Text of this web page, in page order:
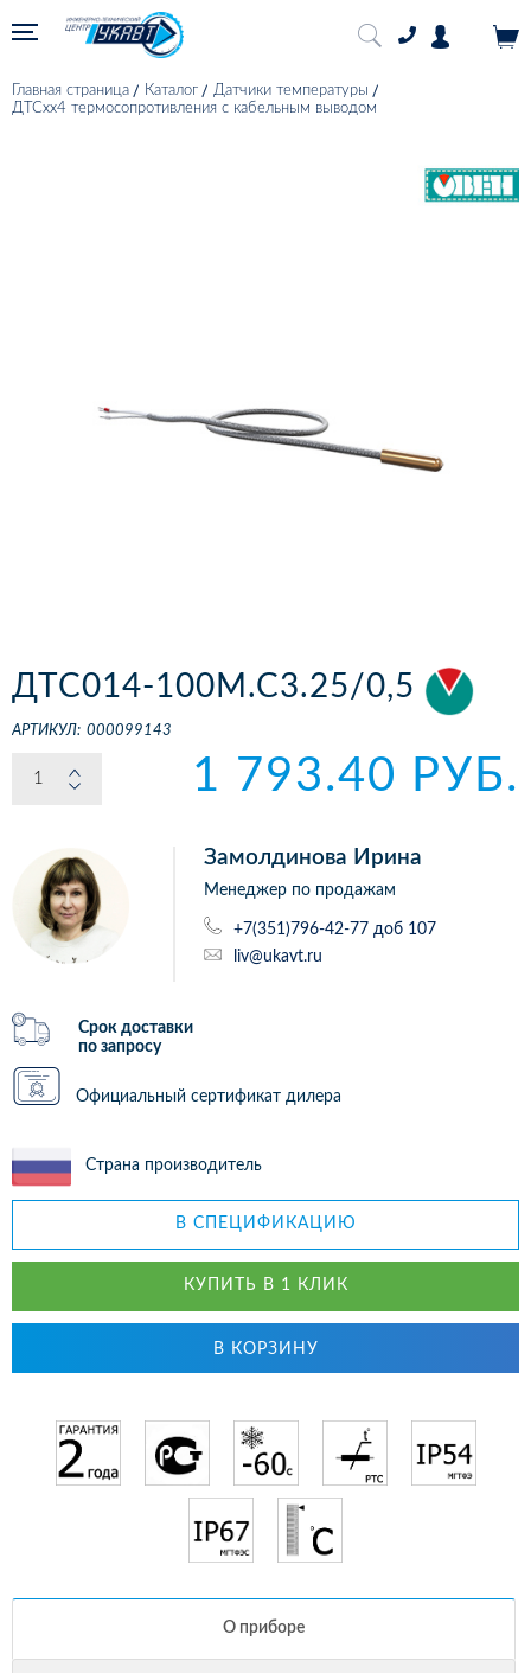
Главная страница Каталог
Датчики температуры
ДТСхх4 термосопротивления с кабельным выводом
ДТС014-100М.С3.25/0,5
АРТИКУЛ: 000099143
1 793.40 РУБ.
Замолдинова Ирина
Менеджер по продажам
+7(351)796-42-77 доб 107
liv@ukavt.ru
Срок доставки
по запросу
Официальный сертификат дилера
Страна производитель
В СПЕЦИФИКАЦИЮ
КУПИТЬ В 1 КЛИК
В КОРЗИНУ